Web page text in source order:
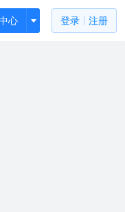
心 登录 注册